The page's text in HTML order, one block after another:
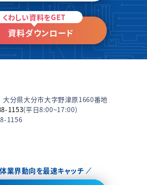
くわしい資料をGET
資料ダウンロード
分県大分市大字野津原1660番地
1153(平日8:00~17:00)
1156
業界動向を最速キャッチ